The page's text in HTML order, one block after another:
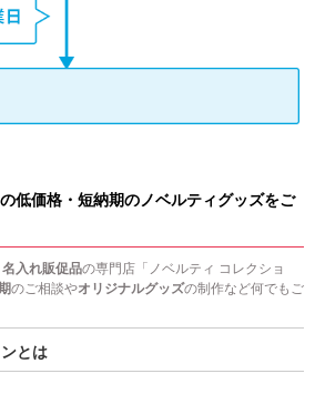
低価格・短納期のノベルティグッズをご
入れ販促品の専門店「ノベルティ コレクショ
のご相談やオリジナルグッズの制作など何でもご
とは